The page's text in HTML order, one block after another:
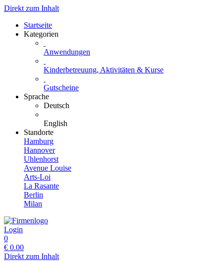
Direkt zum Inhalt
Startseite
Kategorien
Anwendungen
Kinderbetreuung, Aktivitäten & Kurse
Gutscheine
Sprache
Deutsch
English
Standorte
Hamburg
Hannover
Uhlenhorst
Avenue Louise
Arts-Loi
La Rasante
Berlin
Milan
Login
0
€ 0.00
Direkt zum Inhalt